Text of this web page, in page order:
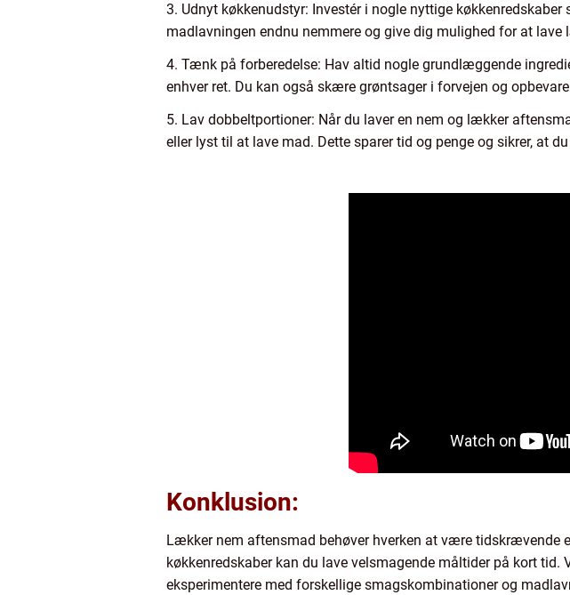
3. Udnyt køkkenudstyr: Investér i nogle nyttige
madlavningen endnu nemmere og give dig mulighed for at
4. Tænk på forberedelse: Hav altid nogle grundlæggende
enhver ret. Du kan også skære grøntsager i forvejen og
5. Lav dobbeltportioner: Når du laver en nem og lækker
eller lyst til at lave mad. Dette sparer tid og penge og sikrer, at
Konklusion:
Lækker nem aftensmad behøver hverken at være tidskrævende
køkkenredskaber kan du lave velsmagende måltider på kort
eksperimentere med forskellige smagskombinationer og